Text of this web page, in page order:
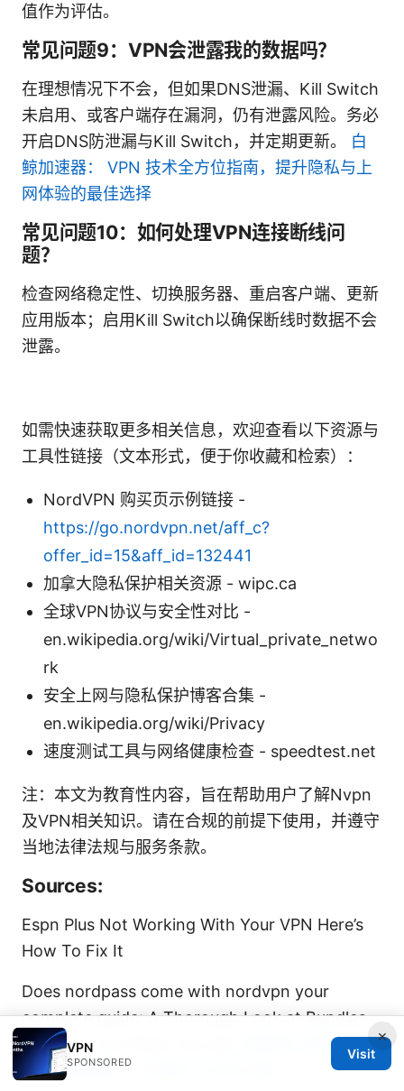
值作为评估。
常见问题9：VPN会泄露我的数据吗？
在理想情况下不会，但如果DNS泄漏、Kill Switch
未启用、或客户端存在漏洞，仍有泄露风险。务必
开启DNS防泄漏与Kill Switch，并定期更新。 白
鲸加速器： VPN 技术全方位指南，提升隐私与上
网体验的最佳选择
常见问题10：如何处理VPN连接断线问
题？
检查网络稳定性、切换服务器、重启客户端、更新
应用版本；启用Kill Switch以确保断线时数据不会
泄露。
如需快速获取更多相关信息，欢迎查看以下资源与
工具性链接（文本形式，便于你收藏和检索）：
NordVPN 购买页示例链接 -
https://go.nordvpn.net/aff_c?
offer_id=15&aff_id=132441
加拿大隐私保护相关资源 - wipc.ca
全球VPN协议与安全性对比 -
en.wikipedia.org/wiki/Virtual_private_netwo
rk
安全上网与隐私保护博客合集 -
en.wikipedia.org/wiki/Privacy
速度测试工具与网络健康检查 - speedtest.net
注：本文为教育性内容，旨在帮助用户了解Nvpn
及VPN相关知识。请在合规的前提下使用，并遵守
当地法律法规与服务条款。
Sources:
Espn Plus Not Working With Your VPN Here’s
How To Fix It
Does nordpass come with nordvpn your
complete guide: A Thorough Look at Bundles,
Features, and What You Get
电脑梯子免费永
久：完整指南、实用技巧与常见误区
×
VPN
SPONSORED
Visit